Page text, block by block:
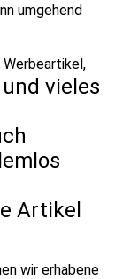
umgehend
und vieles
Artikel
wir erhabene